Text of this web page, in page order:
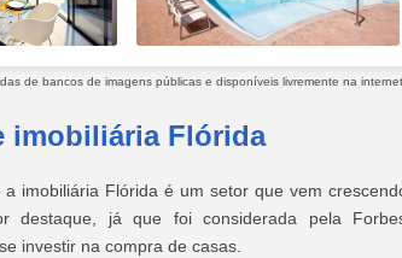
de bancos de imagens públicas e disponíveis livremente na
imobiliária Flórida
a imobiliária Flórida é um setor que vem
destaque, já que foi considerada pela
investir na compra de casas.